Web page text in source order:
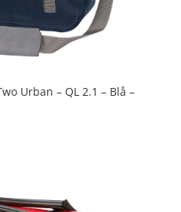
Urban – QL 2.1 – Blå –